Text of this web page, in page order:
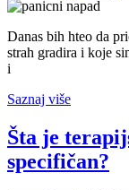
Danas bih hteo da
strah gradira i koje
i
Saznaj više
Šta je
specifičan?